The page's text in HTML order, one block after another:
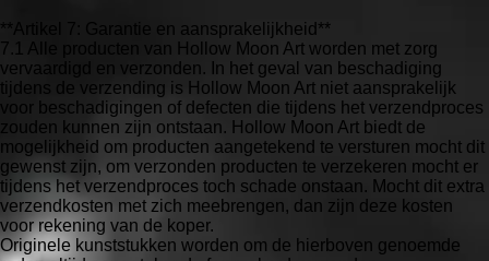
**Artikel 7: Garantie en aansprakelijkheid**
7.1 Alle producten van Hollow Moon Art worden met zorg
vervaardigd en verzonden. In het geval van beschadiging
tijdens de verzending is Hollow Moon Art niet aansprakelijk
voor beschadigingen of defecten die tijdens het verzendproces
zouden kunnen zijn ontstaan. Hollow Moon Art biedt de
mogelijkheid om producten aangetekend te versturen mocht dit
gewenst zijn, om verzonden producten te verzekeren mocht er
tijdens het verzendproces toch schade onstaan. Mocht dit extra
verzendkosten met zich meebrengen, dan zijn deze kosten
voor rekening van de koper.
Originele kunststukken worden om de hierboven genoemde